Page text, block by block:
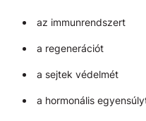
az immunrendszert
a regenerációt
a sejtek védelmét
a hormonális